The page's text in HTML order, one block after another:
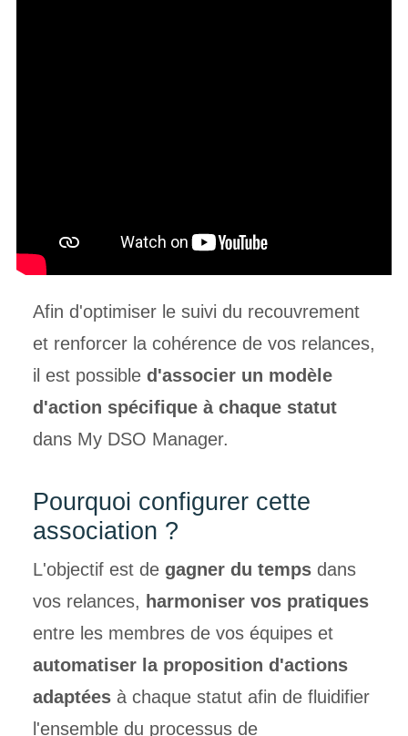
Afin d'optimiser le suivi du recouvrement
et renforcer la cohérence de vos relances,
il est possible d'associer un modèle
d'action spécifique à chaque statut
dans My DSO Manager.
Pourquoi configurer cette
association ?
L'objectif est de gagner du tempsdans
vos relances, harmoniser vos pratiques
entre les membres de vos équipes et
automatiser la proposition d'actions
adaptées à chaque statut afin de fluidifier
l'ensemble du processus de